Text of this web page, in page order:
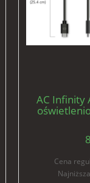
AC Infinity
Cena